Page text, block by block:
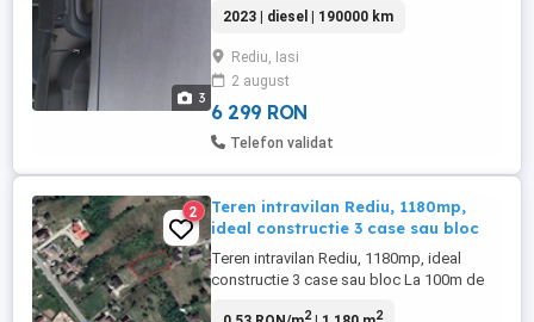
3
persoane în vârstă și a fost ținută exclusiv
în garaj, motiv pentru care caroseria nu
prezintă rugină (specific mașinilor aduse
din zone fără sare pe drumuri).Avantaje
majore Investiții ...
2023 | diesel | 190000 km
Rediu, Iasi
2 august
6 299 RON
Telefon validat
2
Teren intravilan Rediu, 1180mp,
ideal constructie 3 case sau bloc
Teren intravilan Rediu, 1180mp, ideal
constructie 3 case sau bloc La 100m de
2 2